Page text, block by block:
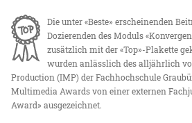
Die unter «Beste» erscheinenden
Dozierenden des Moduls
zusätzlich mit der «Top»-Plakette
wurden anlässlich des alljährlich
Production (IMP) der Fachhochschule
Multimedia Awards von einer externen
Award» ausgezeichnet.